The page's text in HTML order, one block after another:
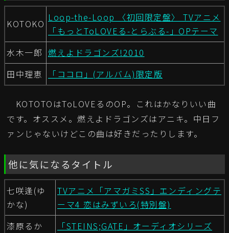
KOTOKO
Loop-the-Loop 〈初回限定盤〉 TVアニメ
「もっとToLOVEる-とらぶる-」OPテーマ
水木一郎 燃えよドラゴンズ!2010
田中理恵
「ココロ」(アルバム)限定版
KOTOTOはToLOVEるのOP。これはかなりいい曲
です。オススメ。燃えよドラゴンズはアニキ。中日フ
ァンじゃないけどこの曲は好きだったりします。
他に気になるタイトル
七咲逢(ゆ
かな)
TVアニメ「アマガミSS」エンディングテ
ーマ4 恋はみずいろ(特別盤)
漆原るか
「STEINS;GATE」オーディオシリーズ